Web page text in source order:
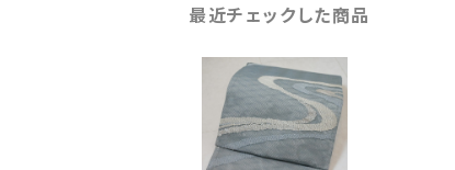
最近チェックした商品